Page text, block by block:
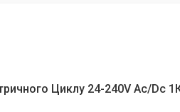
Циклу 24-240V Ac/Dc